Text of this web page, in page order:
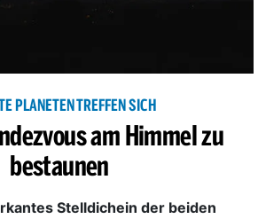
PLANETEN TREFFEN SICH
am Himmel zu
bestaunen
Stelldichein der beiden